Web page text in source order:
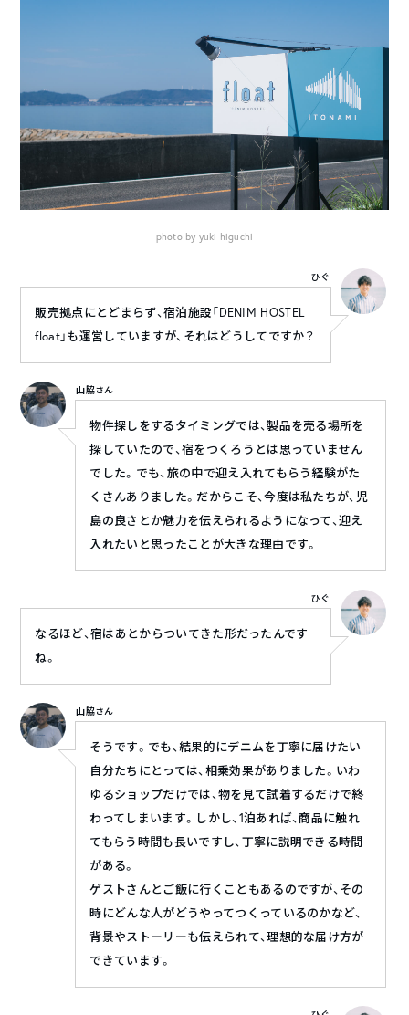
photo by yuki higuchi
販売拠点にとどまらず、宿泊施設「DENIM HOSTEL
float」も運営していますが、それはどうしてですか？
ひぐ
山脇さん
物件探しをするタイミングでは、製品を売る場所を
探していたので、宿をつくろうとは思っていません
でした。でも、旅の中で迎え入れてもらう経験がた
くさんありました。だからこそ、今度は私たちが、児
島の良さとか魅力を伝えられるようになって、迎え
入れたいと思ったことが大きな理由です。
なるほど、宿はあとからついてきた形だったんです
ね。
ひぐ
山脇さん
そうです。でも、結果的にデニムを丁寧に届けたい
自分たちにとっては、相乗効果がありました。いわ
ゆるショップだけでは、物を見て試着するだけで終
わってしまいます。しかし、1泊あれば、商品に触れ
てもらう時間も長いですし、丁寧に説明できる時間
がある。
ゲストさんとご飯に行くこともあるのですが、その
時にどんな人がどうやってつくっているのかなど、
背景やストーリーも伝えられて、理想的な届け方が
できています。